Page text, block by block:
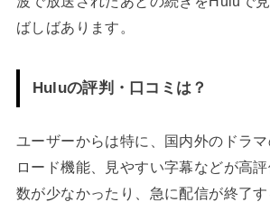
ばしばあります。
Huluの評判・口コミは？
ユーザーからは特に、国内外のドラ
ロード機能、見やすい字幕などが高
数が少なかったり、急に配信が終了